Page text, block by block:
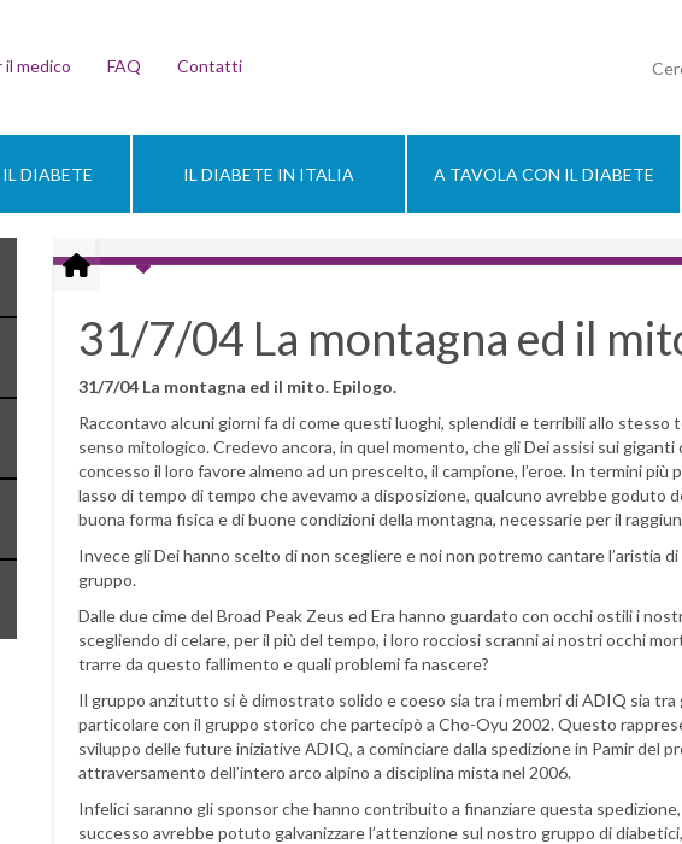
il medico FAQ Contatti
DIABETE IL DIABETE IN ITALIA A TAVOLA CON IL DIABETE
31/7/04 La montagna ed il
31/7/04 La montagna ed il mito. Epilogo.
Raccontavo alcuni giorni fa di come questi luoghi, splendidi e terribili allo stesso
senso mitologico. Credevo ancora, in quel momento, che gli Dei assisi sui giganti
concesso il loro favore almeno ad un prescelto, il campione, l’eroe. In termini più
lasso di tempo di tempo che avevamo a disposizione, qualcuno avrebbe goduto
buona forma fisica e di buone condizioni della montagna, necessarie per il
Invece gli Dei hanno scelto di non scegliere e noi non potremo cantare l’aristia
gruppo.
Dalle due cime del Broad Peak Zeus ed Era hanno guardato con occhi ostili i
scegliendo di celare, per il più del tempo, i loro rocciosi scranni ai nostri occhi
trarre da questo fallimento e quali problemi fa nascere?
Il gruppo anzitutto si è dimostrato solido e coeso sia tra i membri di ADIQ sia
particolare con il gruppo storico che partecipò a Cho-Oyu 2002. Questo
sviluppo delle future iniziative ADIQ, a cominciare dalla spedizione in Pamir del
attraversamento dell’intero arco alpino a disciplina mista nel 2006.
Infelici saranno gli sponsor che hanno contribuito a finanziare questa
successo avrebbe potuto galvanizzare l’attenzione sul nostro gruppo di